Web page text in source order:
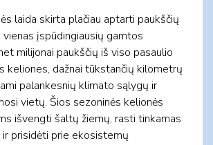
laida skirta plačiau aptarti paukščių
vienas įspūdingiausių gamtos
milijonai paukščių iš viso pasaulio
keliones, dažnai tūkstančių kilometrų
palankesnių klimato sąlygų ir
vietų. Šios sezoninės kelionės
išvengti šaltų žiemų, rasti tinkamas
prisidėti prie ekosistemų